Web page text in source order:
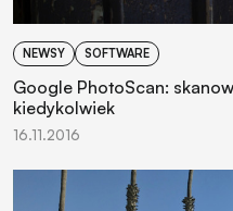
NEWSY SOFTWARE
Google PhotoScan:
kiedykolwiek
16.11.2016